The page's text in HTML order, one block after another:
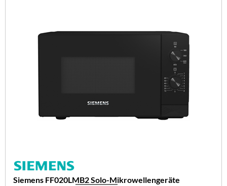
Siemens FF020LMB2 Solo-Mikrowellengeräte